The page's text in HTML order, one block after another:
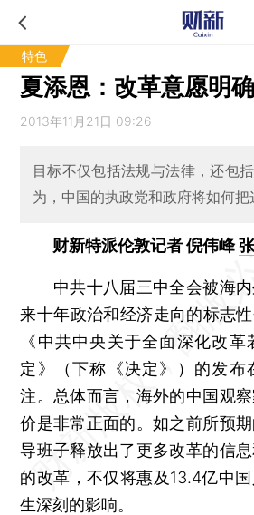
特色
夏添恩：改革意愿明
2013年11月21日 09:26
目标不仅包括法规与法律，还包
为，中国的执政党和政府将如何
财新特派伦敦记者 倪伟峰
中共十八届三中全会被海内
来十年政治和经济走向的标志性
《中共中央关于全面深化改
定》（下称《决定》）的发布
注。总体而言，海外的中国观
价是非常正面的。如之前所预
导班子释放出了更多改革的信
的改革，不仅将惠及13.4亿中
生深刻的影响。